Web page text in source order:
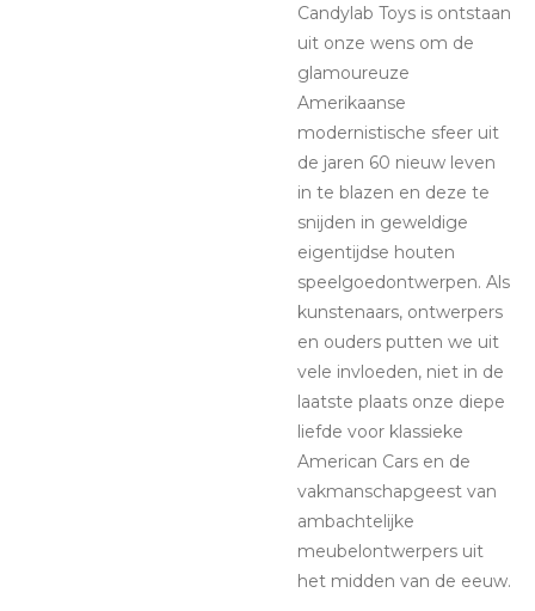
Candylab Toys is ontstaan
uit onze wens om de
glamoureuze
Amerikaanse
modernistische sfeer uit
de jaren 60 nieuw leven
in te blazen en deze te
snijden in geweldige
eigentijdse houten
speelgoedontwerpen. Als
kunstenaars, ontwerpers
en ouders putten we uit
vele invloeden, niet in de
laatste plaats onze diepe
liefde voor klassieke
American Cars en de
vakmanschapgeest van
ambachtelijke
meubelontwerpers uit
het midden van de eeuw.